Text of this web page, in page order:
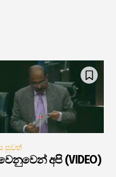
පුවත්
අපි (VIDEO)